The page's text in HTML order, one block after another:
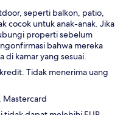
seperti balkon, patio,
cocok untuk anak-anak. Jika
properti sebelum
bahwa mereka
di kamar yang sesuai.
Tidak menerima uang
Mastercard